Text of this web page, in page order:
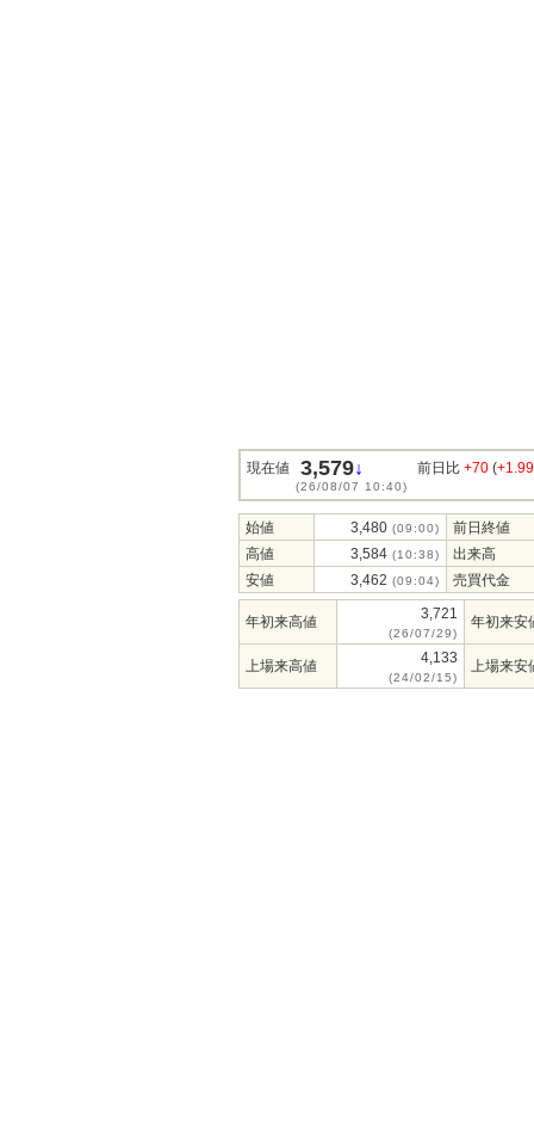
現在値 3,579↓
(26/08/07 10:40)
前日比 +70 (
始値 3,480 (09:00)
前日終値
高値
3,584 (10:38)
出来高
安値
3,462 (09:04) 売買代金
年初来高値 3,721
(26/07/29)
年初来安
上場来高値 4,133
(24/02/15)
上場来安